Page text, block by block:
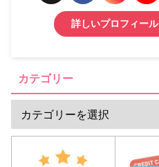
詳しいプロフィール
カテゴリー